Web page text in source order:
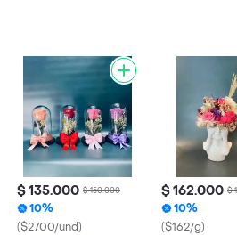
$ 135.000 $ 150.000
10%
($2700/und)
$ 162.000 $
10%
($162/g)